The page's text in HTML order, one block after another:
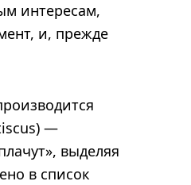
интересам,
и, прежде
—
выделяя
в список